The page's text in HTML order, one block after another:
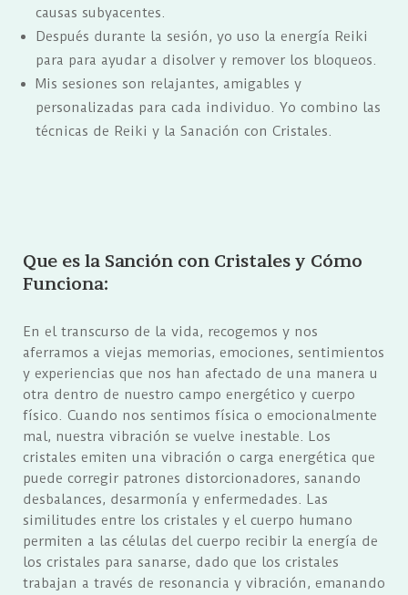
causas subyacentes.
Después durante la sesión, yo uso la energía Reiki
para para ayudar a disolver y remover los bloqueos.
Mis sesiones son relajantes, amigables y
personalizadas para cada individuo. Yo combino las
técnicas de Reiki y la Sanación con Cristales.
Que es la Sanción con Cristales y Cómo
Funciona:
En el transcurso de la vida, recogemos y nos
aferramos a viejas memorias, emociones, sentimientos
y experiencias que nos han afectado de una manera u
otra dentro de nuestro campo energético y cuerpo
físico. Cuando nos sentimos física o emocionalmente
mal, nuestra vibración se vuelve inestable. Los
cristales emiten una vibración o carga energética que
puede corregir patrones distorcionadores, sanando
desbalances, desarmonía y enfermedades. Las
similitudes entre los cristales y el cuerpo humano
permiten a las células del cuerpo recibir la energía de
los cristales para sanarse, dado que los cristales
trabajan a través de resonancia y vibración, emanando